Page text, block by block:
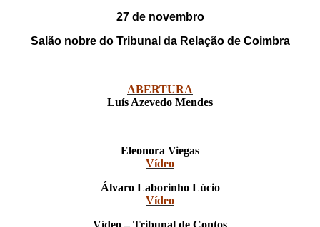
27 de novembro
Salão nobre do Tribunal da Relação de Coimbra
ABERTURA
Luís Azevedo Mendes
Eleonora Viegas
Vídeo
Álvaro Laborinho Lúcio
Vídeo